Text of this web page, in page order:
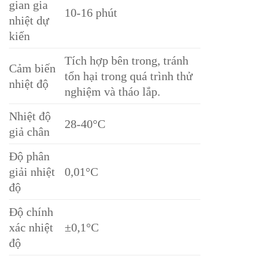
gian gia
nhiệt dự
kiến
10-16 phút
Cảm biến
nhiệt độ
Tích hợp bên trong, tránh
tổn hại trong quá trình thử
nghiệm và tháo lắp.
Nhiệt độ
giả chân
28-40°C
Độ phân
giải nhiệt
độ
0,01°C
Độ chính
xác nhiệt
độ
±0,1°C